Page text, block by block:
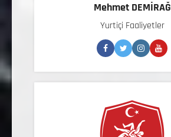
Mehmet DEMİRAĞ
Yurtiçi Faaliyetler